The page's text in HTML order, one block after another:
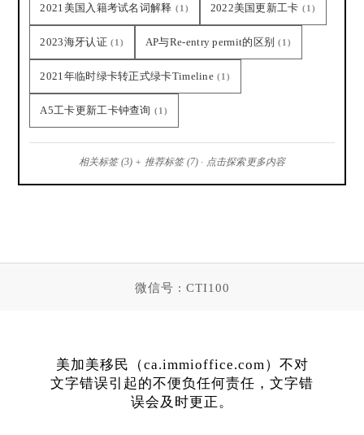
2021美国入籍考试名词解释 (1) 2022美国更新工卡 (1)
2023海牙认证 (1) AP与Re-entry permit的区别 (1)
2021年临时绿卡转正式绿卡Timeline (1)
A5工卡更新工卡钟查询 (1)
相关标签 (3) + 推荐标签 (7) · 点击探索更多内容
微信号 : CTI100
美加美移民（ca.immioffice.com）不对
文字错误引起的不便负任何责任，文字错
误会及时更正。